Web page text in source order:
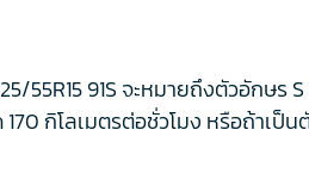
55R15 91S จะหมายถึงตัวอักษ
กิโลเมตรต่อชั่วโมง หรือถ้าเ